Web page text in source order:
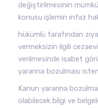
değiştirilmesinin
konusu işlemin infaz
hükümlü tarafından
vermeksizin ilgili
verilmesinde isabet
yararına bozulması
Kanun yararına
olabilecek bilgi ve